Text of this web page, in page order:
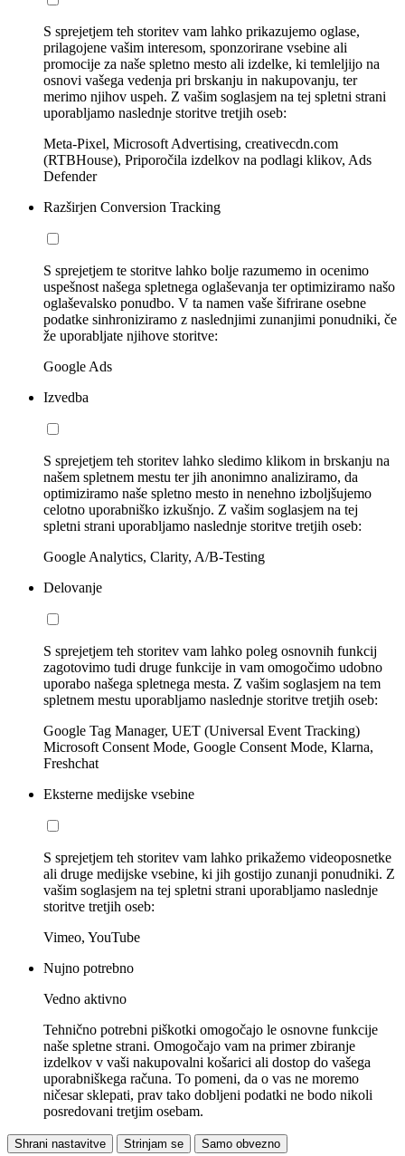
S sprejetjem teh storitev vam lahko prikazujemo oglase,
prilagojene vašim interesom, sponzorirane vsebine ali
promocije za naše spletno mesto ali izdelke, ki temleljijo na
osnovi vašega vedenja pri brskanju in nakupovanju, ter
merimo njihov uspeh. Z vašim soglasjem na tej spletni strani
uporabljamo naslednje storitve tretjih oseb:
Meta-Pixel, Microsoft Advertising, creativecdn.com
(RTBHouse), Priporočila izdelkov na podlagi klikov, Ads
Defender
Razširjen Conversion Tracking
S sprejetjem te storitve lahko bolje razumemo in ocenimo
uspešnost našega spletnega oglaševanja ter optimiziramo našo
oglaševalsko ponudbo. V ta namen vaše šifrirane osebne
podatke sinhroniziramo z naslednjimi zunanjimi ponudniki, če
že uporabljate njihove storitve:
Google Ads
Izvedba
S sprejetjem teh storitev lahko sledimo klikom in brskanju na
našem spletnem mestu ter jih anonimno analiziramo, da
optimiziramo naše spletno mesto in nenehno izboljšujemo
celotno uporabniško izkušnjo. Z vašim soglasjem na tej
spletni strani uporabljamo naslednje storitve tretjih oseb:
Google Analytics, Clarity, A/B-Testing
Delovanje
S sprejetjem teh storitev vam lahko poleg osnovnih funkcij
zagotovimo tudi druge funkcije in vam omogočimo udobno
uporabo našega spletnega mesta. Z vašim soglasjem na tem
spletnem mestu uporabljamo naslednje storitve tretjih oseb:
Google Tag Manager, UET (Universal Event Tracking)
Microsoft Consent Mode, Google Consent Mode, Klarna,
Freshchat
Eksterne medijske vsebine
S sprejetjem teh storitev vam lahko prikažemo videoposnetke
ali druge medijske vsebine, ki jih gostijo zunanji ponudniki. Z
vašim soglasjem na tej spletni strani uporabljamo naslednje
storitve tretjih oseb:
Vimeo, YouTube
Nujno potrebno
Vedno aktivno
Tehnično potrebni piškotki omogočajo le osnovne funkcije
naše spletne strani. Omogočajo vam na primer zbiranje
izdelkov v vaši nakupovalni košarici ali dostop do vašega
uporabniškega računa. To pomeni, da o vas ne moremo
ničesar sklepati, prav tako dobljeni podatki ne bodo nikoli
posredovani tretjim osebam.
Shrani nastavitve Strinjam se Samo obvezno